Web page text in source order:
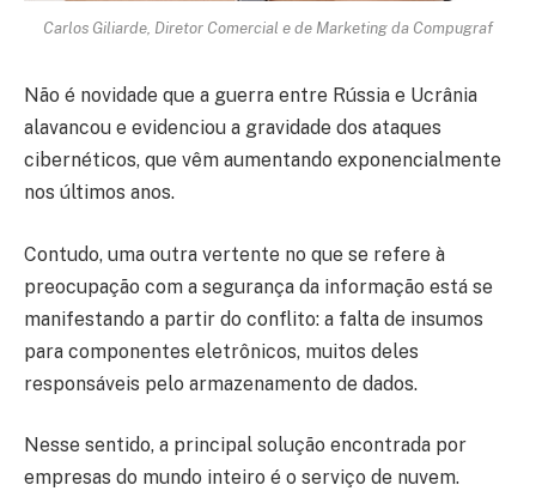
Carlos Giliarde, Diretor Comercial e de Marketing da Compugraf
Não é novidade que a guerra entre Rússia e Ucrânia
alavancou e evidenciou a gravidade dos ataques
cibernéticos, que vêm aumentando exponencialmente
nos últimos anos.
Contudo, uma outra vertente no que se refere à
preocupação com a segurança da informação está se
manifestando a partir do conflito: a falta de insumos
para componentes eletrônicos, muitos deles
responsáveis pelo armazenamento de dados.
Nesse sentido, a principal solução encontrada por
empresas do mundo inteiro é o serviço de nuvem.